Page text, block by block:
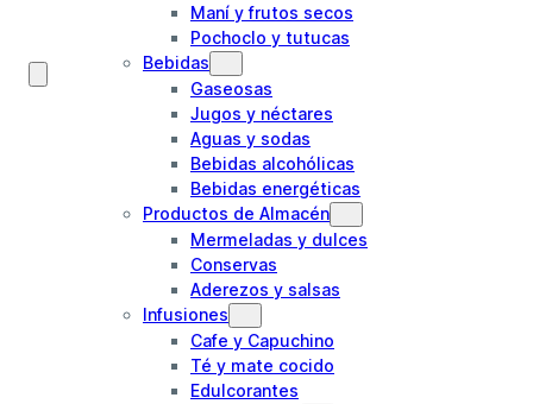
Maní y frutos secos
Pochoclo y tutucas
Bebidas
Gaseosas
Jugos y néctares
Aguas y sodas
Bebidas alcohólicas
Bebidas energéticas
Productos de Almacén
Mermeladas y dulces
Conservas
Aderezos y salsas
Infusiones
Cafe y Capuchino
Té y mate cocido
Edulcorantes